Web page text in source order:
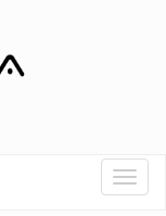
Toggle